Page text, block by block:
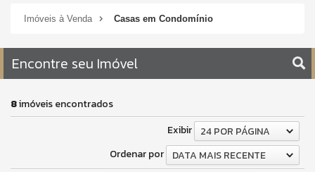
Imóveis à Venda Casas em Condomínio
Encontre seu Imóvel
8imóveis encontrados
Exibir
24 POR PÁGINA
Ordenar por
DATA MAIS RECENTE